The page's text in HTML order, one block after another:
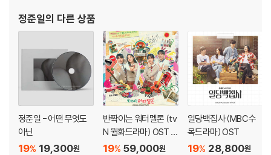
정준일의 다른 상품
정준일 - 어떤 무엇도
아닌
19,300원
19%
반짝이는 워터멜론 (tv
N 월화드라마) OST [L
P]
59,000원
19%
일당백집사 (MBC 수
목드라마) OST
28,800원
19%